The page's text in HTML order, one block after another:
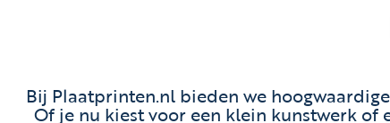
Bij Plaatprinten.nl bieden we
Of je nu kiest voor een klein kunstwerk